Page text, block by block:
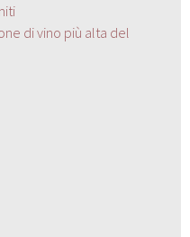
di vino più alta del